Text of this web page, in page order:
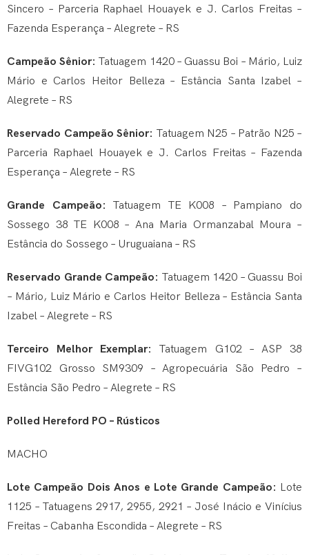
Sincero – Parceria Raphael Houayek e J. Carlos Freitas –
Fazenda Esperança – Alegrete – RS
Campeão Sênior:Tatuagem 1420 – Guassu Boi – Mário, Luiz
Mário e Carlos Heitor Belleza – Estância Santa Izabel –
Alegrete – RS
Reservado Campeão Sênior: Tatuagem N25 – Patrão N25 –
Parceria Raphael Houayek e J. Carlos Freitas – Fazenda
Esperança – Alegrete – RS
Grande Campeão:Tatuagem TE K008 – Pampiano do
Sossego 38 TE K008 – Ana Maria Ormanzabal Moura –
Estância do Sossego – Uruguaiana – RS
Reservado Grande Campeão: Tatuagem 1420 – Guassu Boi
– Mário, Luiz Mário e Carlos Heitor Belleza – Estância Santa
Izabel – Alegrete – RS
Terceiro Melhor Exemplar:Tatuagem G102 – ASP 38
FIVG102 Grosso SM9309 – Agropecuária São Pedro –
Estância São Pedro – Alegrete – RS
Polled Hereford PO – Rústicos
MACHO
Lote Campeão Dois Anos e Lote Grande Campeão: Lote
1125 – Tatuagens 2917, 2955, 2921 – José Inácio e Vinícius
Freitas – Cabanha Escondida – Alegrete – RS